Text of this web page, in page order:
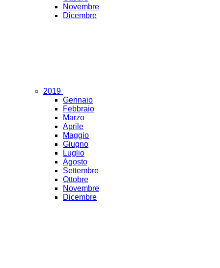
Novembre
Dicembre
2019
Gennaio
Febbraio
Marzo
Aprile
Maggio
Giugno
Luglio
Agosto
Settembre
Ottobre
Novembre
Dicembre